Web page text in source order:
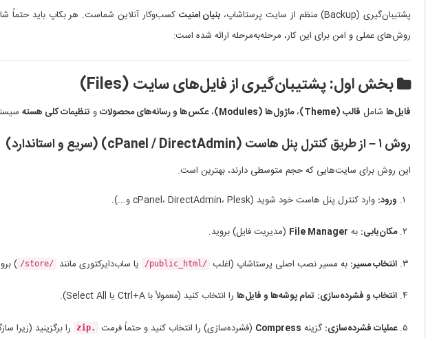
پشتیبان‌گیری (Backup) منظم از سایت پرستاشاپ، بنیان امنیت کسب‌وکار آنلاین شماست. هر بکاپ باید حتماً
روش‌های عملی و امن برای این کار، مرحله‌به‌مرحله ارائه شده است:
بخش اول: پشتیبان‌گیری از فایل‌های سایت (Files)
فایل‌ها شامل قالب (Theme) ،ماژول‌ها (Modules) ،عکس‌ها و رسانه‌های محصولاتو تنظیمات کلی هسته
روش ۱ – از طریق کنترل پنل هاست (cPanel / DirectAdmin) (سریع و استاندارد)
این روش برای سایت‌هایی که حجم متوسطی دارند، بهترین است.
ورود: وارد کنترل پنل هاست خود شوید (cPanel، DirectAdmin، Plesk و...).
مکان‌یابی: به File Manager (مدیریت فایل) بروید.
انتخاب مسیر: به مسیر نصب اصلی پرستاشاپ (اغلب /public_html/ یا ساب‌دایرکتوری مانند /store/
)
انتخاب و فشرده‌سازی: تمام پوشه‌ها و فایل‌ها را انتخاب کنید (معمولاً با Ctrl+A یا Select All).
عملیات فشرده‌سازی: گزینه Compress (فشرده‌سازی) را انتخاب کنید و حتماً فرمت .zip را برگزینید (زیرا